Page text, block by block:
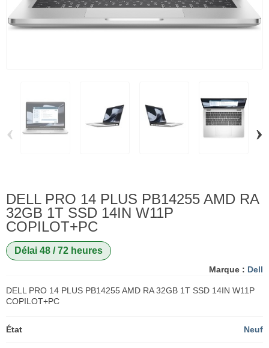
‹ ›
DELL PRO 14 PLUS PB14255 AMD RA
32GB 1T SSD 14IN W11P
COPILOT+PC
Délai 48 / 72 heures
Marque : Dell
DELL PRO 14 PLUS PB14255 AMD RA 32GB 1T SSD 14IN W11P
COPILOT+PC
État Neuf